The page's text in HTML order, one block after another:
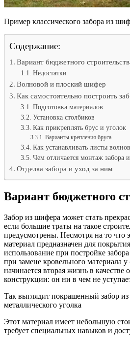
Пример классического забора из
Содержание:
Вариант бюджетного
Недостатки
Волновой и плоский шифер
Как самостоятельно построить
Подготовка материалов
Установка столбиков
Как прикреплять брус и уголок
Варианты крепления бруса
Как устанавливать листы
Чем отличается монтаж забора
Отделка забора и уход за ним
Вариант бюджетного
Забор из шифера может стать
если большие траты на такое
предусмотрены. Несмотря на то что
материал предназначен для
использование при постройке
при замене кровельного материала
начинается вторая жизнь в
конструкции: он ни в чем не
Так выглядит покрашенный забор
металлического уголка
Этот материал имеет небольшую
требует специальных навыков и